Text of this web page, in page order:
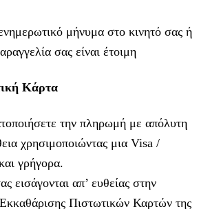
μήνυμα στο κινητό σας ή
σας είναι έτοιμη
Κάρτα
την πληρωμή με απόλυτη
χρησιμοποιώντας μια Visa /
γρήγορα.
εισάγoνται απ’ ευθείας στην
Πιστωτικών Καρτών της